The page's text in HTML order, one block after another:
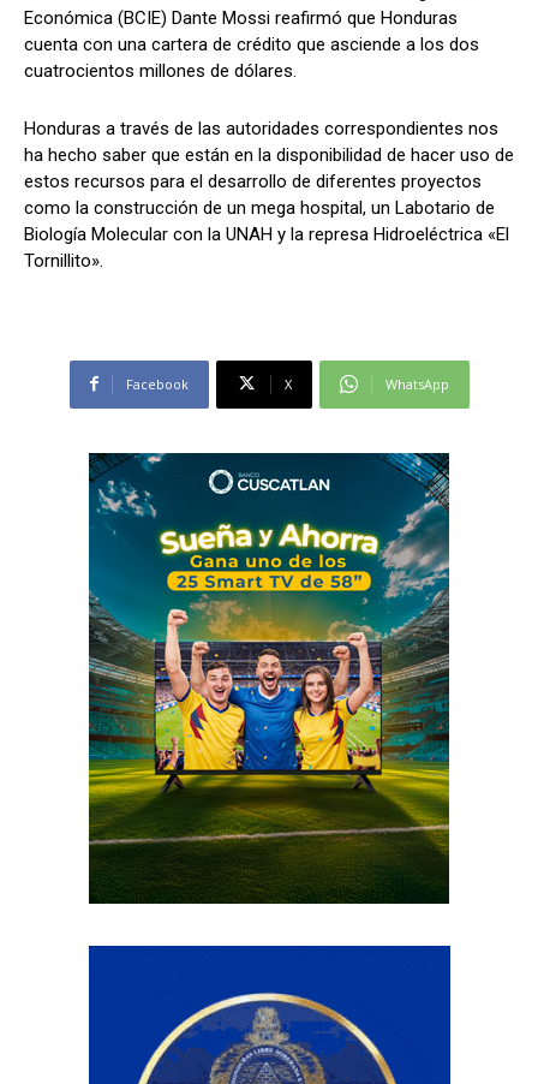
Comparta
Facebook X WhatsApp
Síganos
Comparta
Facebook X WhatsApp
Síganos
Económica (BCIE) Dante Mossi reafirmó que Honduras
cuenta con una cartera de crédito que asciende a los dos
cuatrocientos millones de dólares.
Honduras a través de las autoridades correspondientes nos
ha hecho saber que están en la disponibilidad de hacer uso de
estos recursos para el desarrollo de diferentes proyectos
como la construcción de un mega hospital, un Labotario de
Biología Molecular con la UNAH y la represa Hidroeléctrica «El
Tornillito».
Facebook X WhatsApp